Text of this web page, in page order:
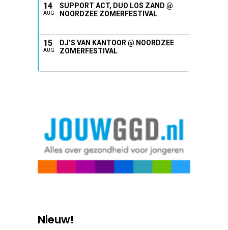
14
AUG
SUPPORT ACT, DUO LOS ZAND @
NOORDZEE ZOMERFESTIVAL
15
AUG
DJ’S VAN KANTOOR @ NOORDZEE
ZOMERFESTIVAL
Nieuw!